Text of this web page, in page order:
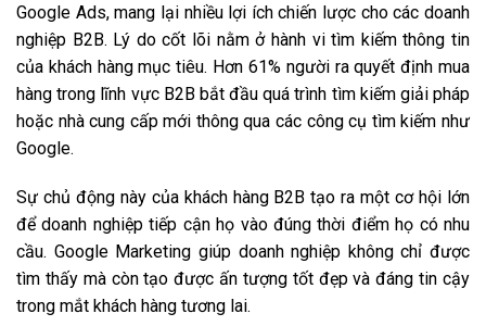
Google Ads, mang lại nhiều lợi ích chiến lược cho các doanh
nghiệp B2B. Lý do cốt lõi nằm ở hành vi tìm kiếm thông tin
của khách hàng mục tiêu. Hơn 61% người ra quyết định mua
hàng trong lĩnh vực B2B bắt đầu quá trình tìm kiếm giải pháp
hoặc nhà cung cấp mới thông qua các công cụ tìm kiếm như
Google.
Sự chủ động này của khách hàng B2B tạo ra một cơ hội lớn
để doanh nghiệp tiếp cận họ vào đúng thời điểm họ có nhu
cầu. Google Marketing giúp doanh nghiệp không chỉ được
tìm thấy mà còn tạo được ấn tượng tốt đẹp và đáng tin cậy
trong mắt khách hàng tương lai.